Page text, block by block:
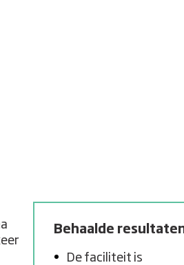
Behaalde
De faciliteit is